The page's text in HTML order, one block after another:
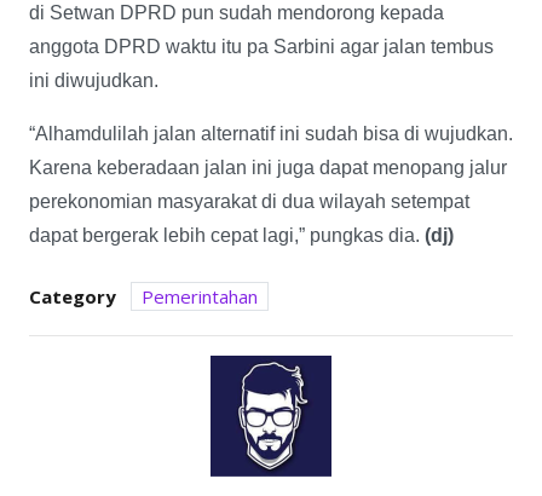
di Setwan DPRD pun sudah mendorong kepada
anggota DPRD waktu itu pa Sarbini agar jalan tembus
ini diwujudkan.
“Alhamdulilah jalan alternatif ini sudah bisa di wujudkan.
Karena keberadaan jalan ini juga dapat menopang jalur
perekonomian masyarakat di dua wilayah setempat
dapat bergerak lebih cepat lagi,” pungkas dia. (dj)
Category Pemerintahan